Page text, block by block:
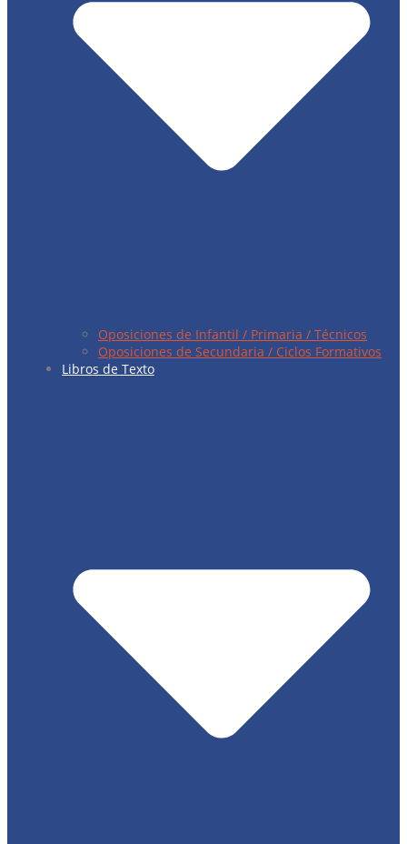
Oposiciones de Infantil / Primaria / Técnicos
Oposiciones de Secundaria / Ciclos Formativos
Libros de Texto